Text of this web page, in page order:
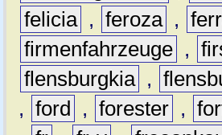
felicia , feroza ,
firmenfahrzeuge ,
flensburgkia ,
, ford , forester ,